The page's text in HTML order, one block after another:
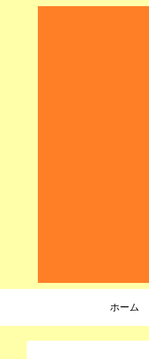
ホーム